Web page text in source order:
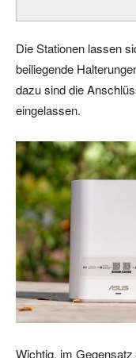
Die Stationen lassen
beiliegende
dazu sind die
eingelassen.
Wichtig, im Gegensatz